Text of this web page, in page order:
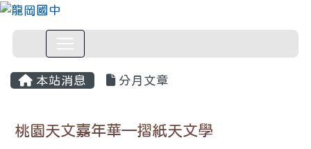
本站消息 分月文章
桃園天文嘉年華—摺紙天文學